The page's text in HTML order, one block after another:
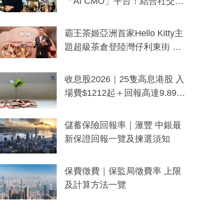
分鐘生成「貼地」宣傳短片
霸王茶姬亞洲首家Hello Kitty主
題超級茶倉登陸灣仔利東街 推
y及香港限定特調系列
收息股2026｜25隻高息港股 入
場費$1212起＋回報高達9.89
儲蓄保險回報率｜滙豐 中銀最
新保證回報一覽及揀選須知
保費徵費｜保監局徵費率 上限
及計算方法一覽